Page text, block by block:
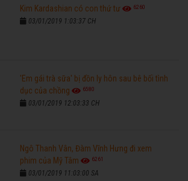
Kim Kardashian có con thứ tư 6260
03/01/2019 1:03:37 CH
'Em gái trà sữa' bị đồn ly hôn sau bê bối tình
dục của chồng
6580
03/01/2019 12:03:33 CH
Ngô Thanh Vân, Đàm Vĩnh Hưng đi xem
phim của Mỹ Tâm
6261
03/01/2019 11:03:00 SA